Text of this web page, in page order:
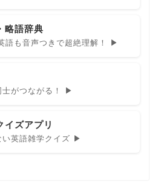
略語辞典
語も音声つきで超絶理解！ ▶
士がつながる！ ▶
イズアプリ
い英語雑学クイズ ▶